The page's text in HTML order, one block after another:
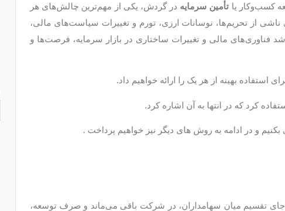
کسب‌وکار یاتأمین سرمایه در گردش، یکی از مهم‌ترین چالش‌های هر
از تحریم‌ها، نوسانات ارزی، تورم و تغییرات سیاست‌های مالی،
مناسب تأمین مالی اهمیت دوچندانی یافته است. سال ۱۴۰۴، با رشد فناوری‌های مالی و تغییرات ساختاری در بازار سرمایه، فرصت‌ها و
بهینه از هر یک را ارائه خواهیم داد.
کرد که در انتها به آن اشاره کرد.
بکنیم و در ادامه به روش های دیگر نیز خواهیم پرداخت .
تقسیم میان سهامداران، در شرکت باقی می‌ماند و صرف توسعه،